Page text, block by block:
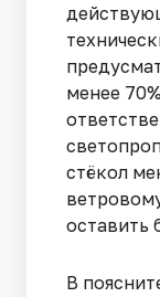
менее
стёкол
оставить
В